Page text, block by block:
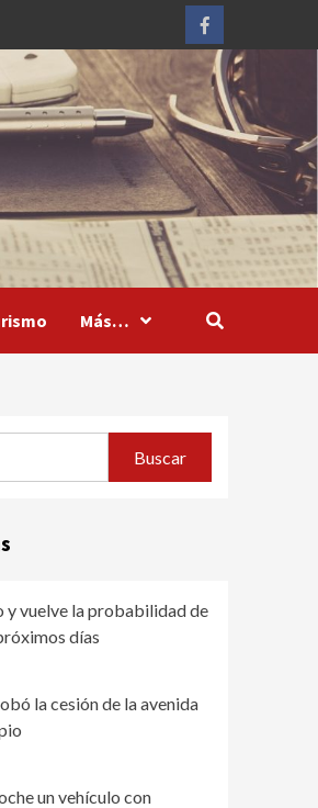
Facebook
Más…
y vuelve la probabilidad de
días
la cesión de la avenida
un vehículo con